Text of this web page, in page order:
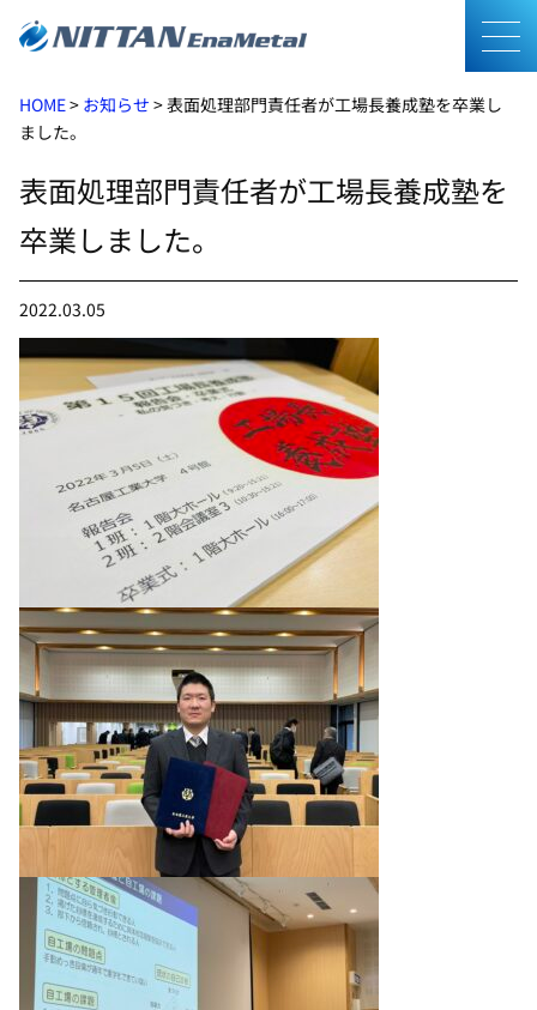
メ
HOME> お知らせ >表面処理部門責任者が工場長養成塾を卒業し
ました。
表面処理部門責任者が工場長養成塾を
卒業しました。
2022.03.05